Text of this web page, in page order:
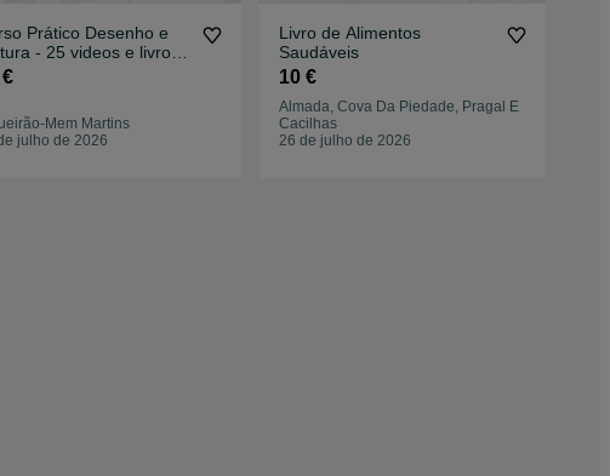
Prático Desenho e
- 25 videos e livros -
COMPLETA
Mem Martins
julho de 2026
Livro de Alimentos
Saudáveis
10 €
Almada, Cova Da Piedade, Pragal E
Cacilhas
26 de julho de 2026